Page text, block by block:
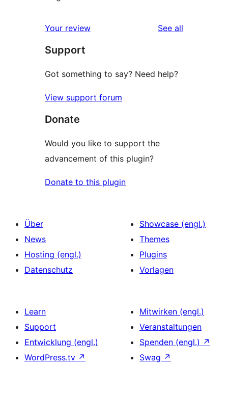
Your review See all
Support
Got something to say? Need help?
View support forum
Donate
Would you like to support the
advancement of this plugin?
Donate to this plugin
Über
News
Hosting (engl.)
Datenschutz
Showcase (engl.)
Themes
Plugins
Vorlagen
Learn
Support
Entwicklung (engl.)
WordPress.tv ↗
Mitwirken (engl.)
Veranstaltungen
Spenden (engl.) ↗
Swag ↗